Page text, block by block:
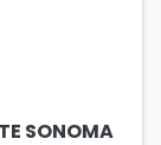
SONOMA